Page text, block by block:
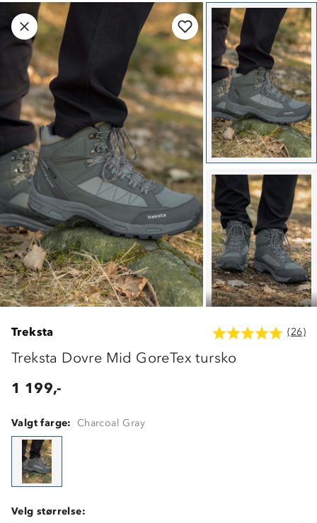
Treksta (26)
Treksta Dovre Mid GoreTex tursko
1 199,-
Valgt farge: Charcoal Gray
Velg størrelse: